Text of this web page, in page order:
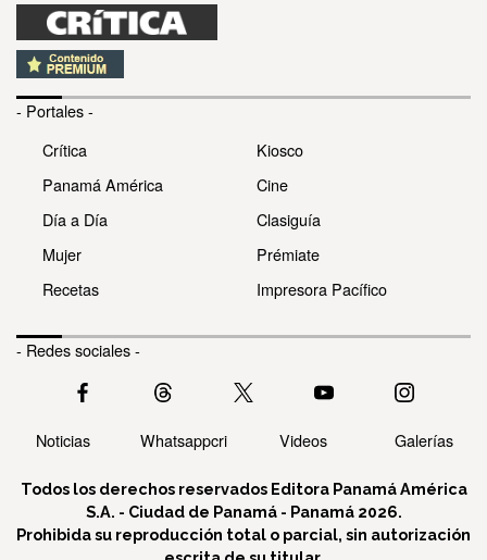
- Portales -
Crítica
Panamá América
Día a Día
Mujer
Recetas
Kiosco
Cine
Clasiguía
Prémiate
Impresora Pacífico
- Redes sociales -
Noticias Whatsappcri Videos Galerías
Todos los derechos reservados Editora Panamá América
S.A. - Ciudad de Panamá - Panamá 2026.
Prohibida su reproducción total o parcial, sin autorización